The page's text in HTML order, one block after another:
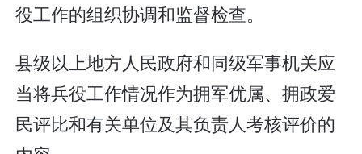
役工作的组织协调和监督检查。
县级以上地方人民政府和同级军事机关应
当将兵役工作情况作为拥军优属、拥政爱
民评比和有关单位及其负责人考核评价的